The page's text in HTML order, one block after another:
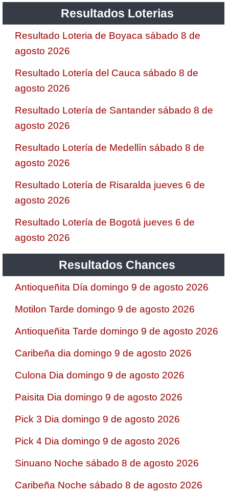
Resultados Loterias
Resultado Loteria de Boyaca sábado 8 de
agosto 2026
Resultado Lotería del Cauca sábado 8 de
agosto 2026
Resultado Lotería de Santander sábado 8 de
agosto 2026
Resultado Lotería de Medellín sábado 8 de
agosto 2026
Resultado Lotería de Risaralda jueves 6 de
agosto 2026
Resultado Lotería de Bogotá jueves 6 de
agosto 2026
Resultados Chances
Antioqueñita Día domingo 9 de agosto 2026
Motilon Tarde domingo 9 de agosto 2026
Antioqueñita Tarde domingo 9 de agosto 2026
Caribeña dia domingo 9 de agosto 2026
Culona Dia domingo 9 de agosto 2026
Paisita Dia domingo 9 de agosto 2026
Pick 3 Dia domingo 9 de agosto 2026
Pick 4 Dia domingo 9 de agosto 2026
Sinuano Noche sábado 8 de agosto 2026
Caribeña Noche sábado 8 de agosto 2026